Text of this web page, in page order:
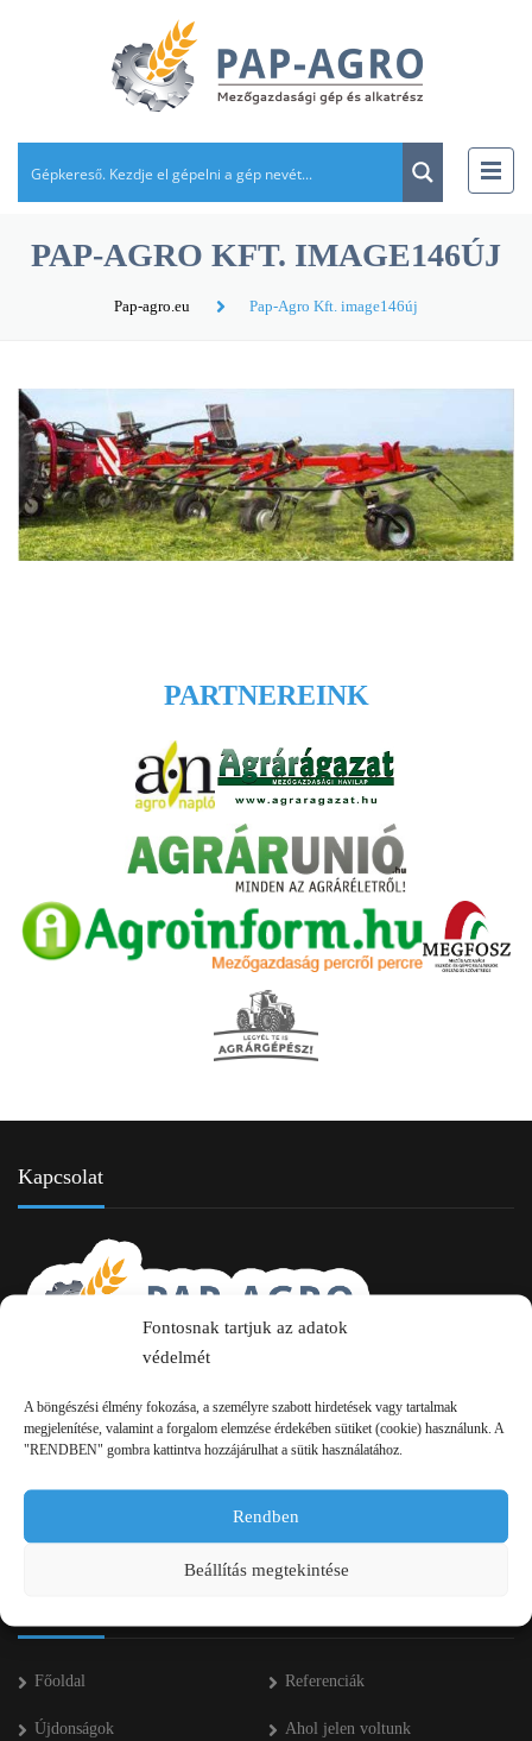
Fontosnak tartjuk az adatok
védelmét
A böngészési élmény fokozása, a személyre szabott hirdetések vagy tartalmak
megjelenítése, valamint a forgalom elemzése érdekében sütiket (cookie) használunk. A
"RENDBEN" gombra kattintva hozzájárulhat a sütik használatához.
Rendben
Beállítás megtekintése
PAP-AGRO KFT. IMAGE146ÚJ
Pap-agro.eu Pap-Agro Kft. image146új
PARTNEREINK
Kapcsolat
2750 Nagykőrös Alsójárás d. 1/a
+36 20 334 43 28
+36 53 552 283
info kukac pap-agro.eu
Főoldal Referenciák
Újdonságok Ahol jelen voltunk